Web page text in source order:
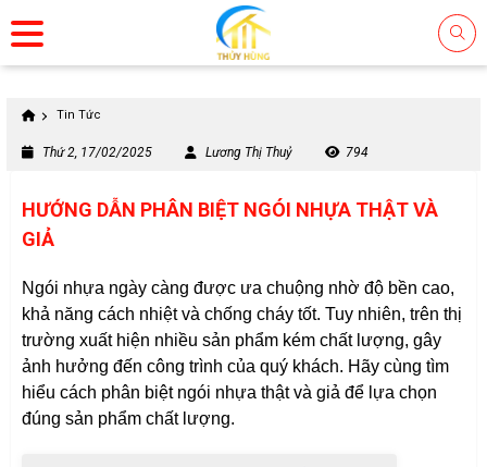
Tin Tức
Thứ 2, 17/02/2025 Lương Thị Thuỷ 794
HƯỚNG DẪN PHÂN BIỆT NGÓI NHỰA THẬT VÀ
GIẢ
Ngói nhựa ngày càng được ưa chuộng nhờ độ bền cao,
khả năng cách nhiệt và chống cháy tốt. Tuy nhiên, trên thị
trường xuất hiện nhiều sản phẩm kém chất lượng, gây
ảnh hưởng đến công trình của quý khách. Hãy cùng tìm
hiểu cách phân biệt ngói nhựa thật và giả để lựa chọn
đúng sản phẩm chất lượng.